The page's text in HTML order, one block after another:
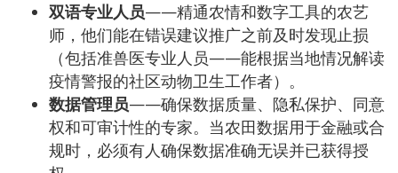
双语专业人员——精通农情和数字工具的农艺
师，他们能在错误建议推广之前及时发现止损
（包括准兽医专业人员——能根据当地情况解读
疫情警报的社区动物卫生工作者）。
数据管理员——确保数据质量、隐私保护、同意
权和可审计性的专家。当农田数据用于金融或合
规时，必须有人确保数据准确无误并已获得授